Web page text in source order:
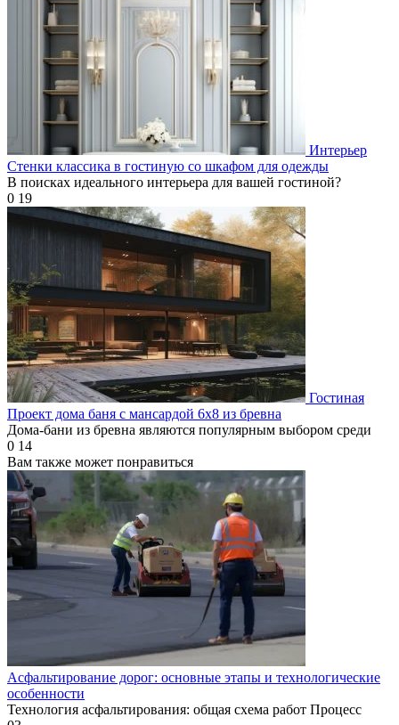
Интерьер
Стенки классика в гостиную со шкафом для одежды
В поисках идеального интерьера для вашей гостиной?
0 19
Гостиная
Проект дома баня с мансардой 6х8 из бревна
Дома-бани из бревна являются популярным выбором среди
0 14
Вам также может понравиться
Асфальтирование дорог: основные этапы и технологические
особенности
Технология асфальтирования: общая схема работ Процесс